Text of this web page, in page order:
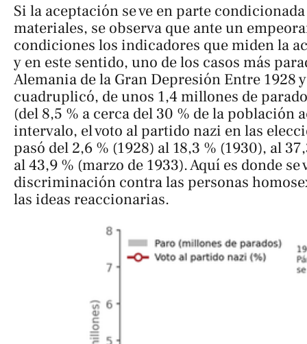
Si la aceptación se ve en parte
materiales, se observa que ante un
condiciones los indicadores que miden la
y en este sentido, uno de los casos más
Alemania de la Gran Depresión Entre 1928
cuadruplicó, de unos 1,4 millones de
(del 8,5 % a cerca del 30 % de la población
intervalo, el voto al partido nazi en las
pasó del 2,6 % (1928) al 18,3 % (1930), al
al 43,9 % (marzo de 1933). Aquí es donde
discriminación contra las personas
las ideas reaccionarias.